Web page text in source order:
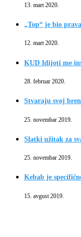
13. mart 2020.
„Top“ je bio
12. mart 2020.
KUD Idijoti me
28. februar 2020.
Stvaraju svoj
25. novembar 2019.
Slatki užitak za
25. novembar 2019.
Kebab je
15. avgust 2019.